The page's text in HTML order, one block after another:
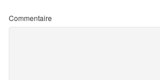
Commentaire